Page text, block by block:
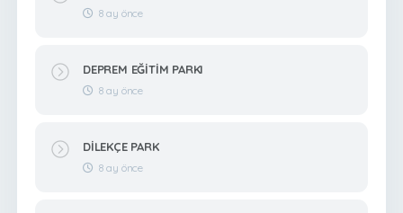
8 ay önce
DEPREM EĞİTİM PARKI
8 ay önce
DİLEKÇE PARK
8 ay önce